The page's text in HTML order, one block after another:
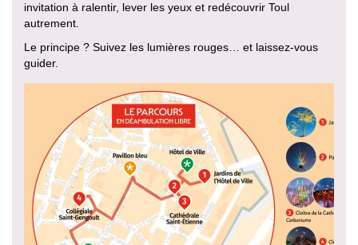
invitation à ralentir, lever les yeux et redécouvrir Toul
autrement.
Le principe ? Suivez les lumières rouges… et laissez-vous
guider.